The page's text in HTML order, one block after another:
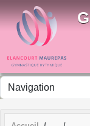
Panneau de gestion